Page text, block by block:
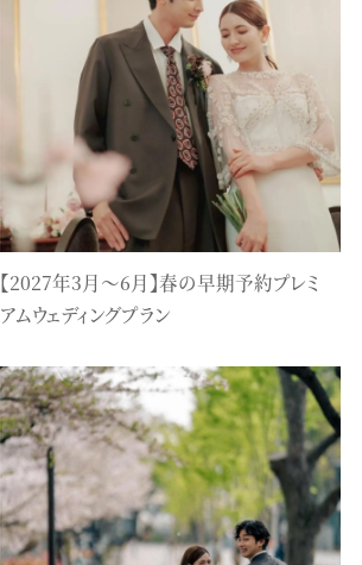
【2027年3月〜6月】春の早期予約プレミ
アムウェディングプラン